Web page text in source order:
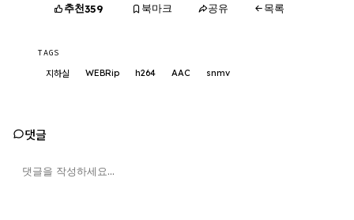
추천359 북마크 공유 목록
TAGS
지하실 WEBRip h264 AAC snmv
댓글